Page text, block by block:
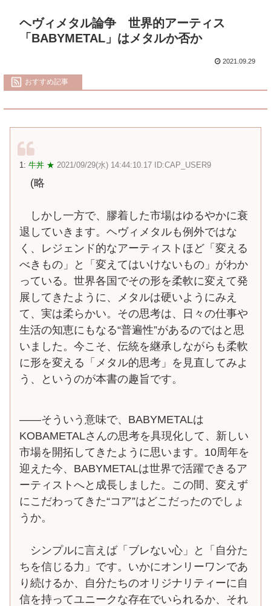
ヘヴィメタル論争 世界的アーティス
「BABYMETAL」はメタルか否か
2021.09.29
おすすめ記事
1: 牛丼 ★ 2021/09/29(水) 14:44:10.17 ID:CAP_USER9
(略
しかし一方で、膠着した市場はゆるやかに衰
退していきます。ヘヴィメタルも例外ではな
く、レジェンド的なアーティストほど「変える
べきもの」と「変えてはいけないもの」がわか
っている。世界各国でその形を柔軟に変えて発
展してきたように、メタルは硬いようにみえ
て、実は柔らかい。その思考は、日々の仕事や
生活の知恵にもなる“普遍性”があるのではと思
いました。今こそ、伝統を継承しながらも柔軟
に形を変える「メタル的思考」を見直してみよ
う、というのが本書の趣旨です。
――そういう意味で、BABYMETALは
KOBAMETALさんの思考を具現化して、新しい
市場を開拓してきたように思います。10周年を
迎えた今、BABYMETALは世界で活躍できるア
ーティストへと成長しました。この間、変えず
にこだわってきた“コア”はどこだったのでしょ
うか。
シンプルに言えば「ブレない心」と「自分た
ちを信じる力」です。いかにオンリーワンであ
り続けるか、自分たちのオリジナリティーに自
信を持ってユニークな存在でいられるか、それ